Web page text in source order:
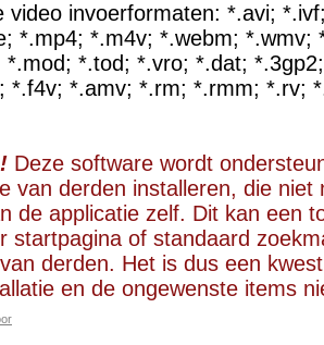
video invoerformaten: *.avi;
*.mp4; *.m4v; *.webm; *.wmv;
*.tod; *.vro; *.dat;
*.f4v; *.amv; *.rm; *.rmm; *.rv;
Deze software wordt
van derden installeren, die niet
de applicatie zelf. Dit kan een
startpagina of standaard
derden. Het is dus een
en de ongewenste items